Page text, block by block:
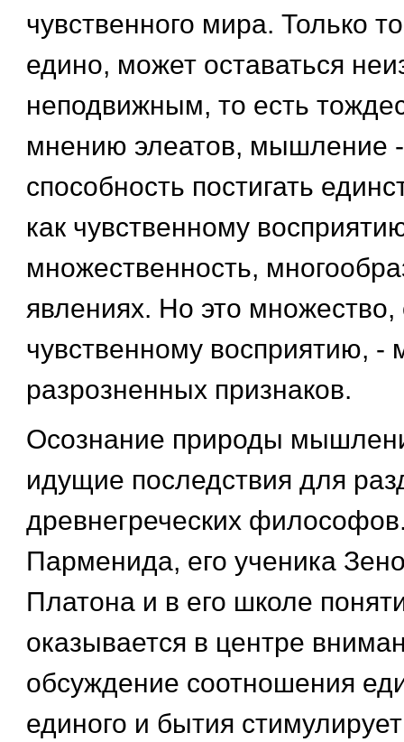
чувственного мира. Только
едино, может оставаться
неподвижным, то есть
мнению элеатов, мышление -
способность постигать
как чувственному
множественность,
явлениях. Но это множество,
чувственному восприятию, -
разрозненных признаков.
Осознание природы
идущие последствия для
древнегреческих
Парменида, его ученика
Платона и в его школе
оказывается в центре
обсуждение соотношения
единого и бытия